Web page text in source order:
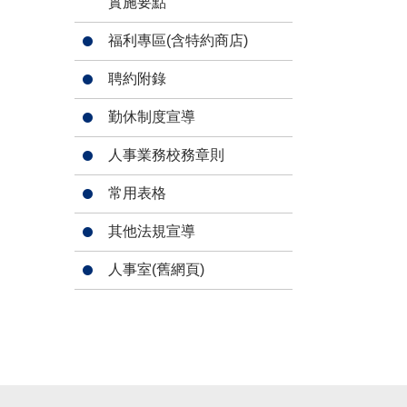
福利專區(含特約商店)
聘約附錄
勤休制度宣導
人事業務校務章則
常用表格
其他法規宣導
人事室(舊網頁)